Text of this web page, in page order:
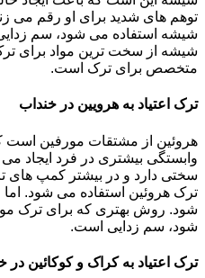
توهم های شدید برای او رقم می
شیشه استفاده می شود، سم
شیشه از سخت ترین مواد برای
متخصص برای ترک است.
ترک اعتیاد به هرویین در خنداب
هروئین از مشتقات مورفین است
وابستگی بیشتری در فرد ایجاد می
سختی دارد و در بیشتر کمپ های
ترک هروئین استفاده می شود. اما
شود. روش بهتری که برای ترک
شود، سم زدایی است.
ترک اعتیاد به کراک و کوکائین در